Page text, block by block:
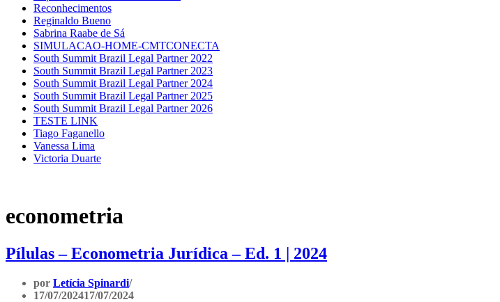
Reconhecimentos
Reginaldo Bueno
Sabrina Raabe de Sá
SIMULACAO-HOME-CMTCONECTA
South Summit Brazil Legal Partner 2022
South Summit Brazil Legal Partner 2023
South Summit Brazil Legal Partner 2024
South Summit Brazil Legal Partner 2025
South Summit Brazil Legal Partner 2026
TESTE LINK
Tiago Faganello
Vanessa Lima
Victoria Duarte
econometria
Pílulas – Econometria Jurídica – Ed. 1 | 2024
por Letícia Spinardi
17/07/202417/07/2024